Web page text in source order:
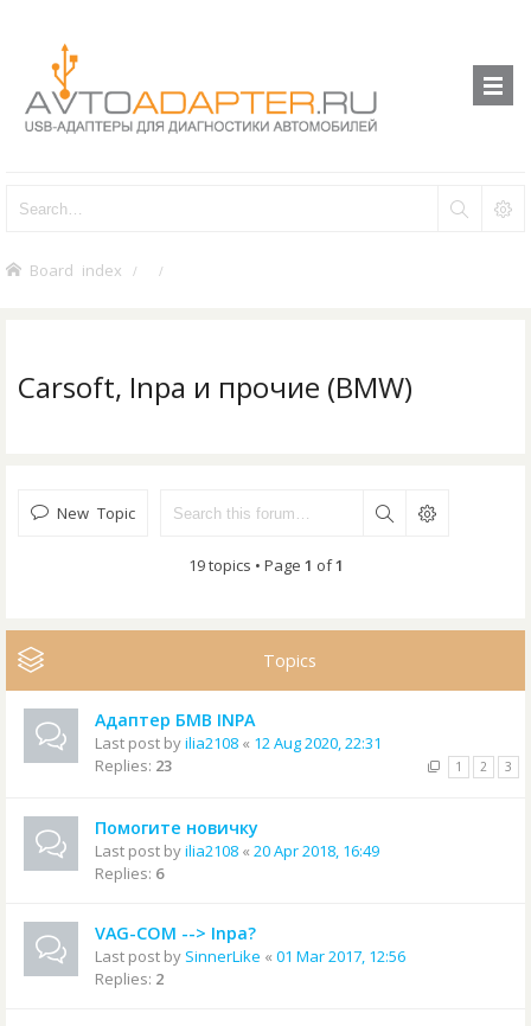
Board index
Carsoft, Inpa и прочие (BMW)
New Topic
19 topics • Page 1 of1
Topics
Адаптер БМВ INPA
Last post byilia2108 « 12 Aug 2020, 22:31
Replies: 23 1 2 3
Помогите новичку
Last post byilia2108 « 20 Apr 2018, 16:49
Replies: 6
VAG-COM --> Inpa?
Last post by SinnerLike « 01 Mar 2017, 12:56
Replies: 2